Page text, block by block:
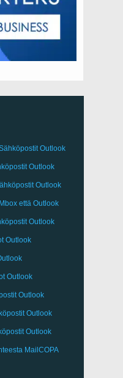
Outlook
Outlook
Outlook
Mbox että Outlook
Outlook
Outlook
Outlook
Outlook
Outlook
Outlook
MailCOPA